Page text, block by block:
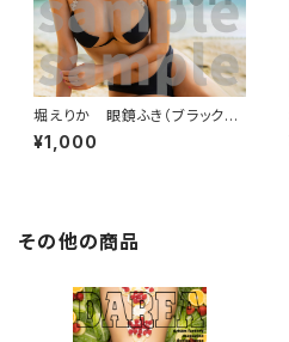
堀えりか 眼鏡ふき（ブラックビ
ーチ）
¥1,000
その他の商品